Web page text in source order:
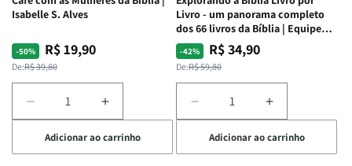
Isabelle S. Alves
-50%
Preço
normal
De:R$ 39,80
Preço
promocional
R$ 19,90
Diminuir
a
quantidade
de
Aumentar
a
quantidade
de
Adicionar ao carrinho
Livro - um panorama completo
dos 66 livros da Bíblia | Equipe
teológica Penkal
-42%
Preço
normal
De:R$ 59,80
Preço
promocional
R$ 34,90
Diminuir
a
quantidade
de
Aumentar
a
quantidade
de
Adicionar ao carrinho